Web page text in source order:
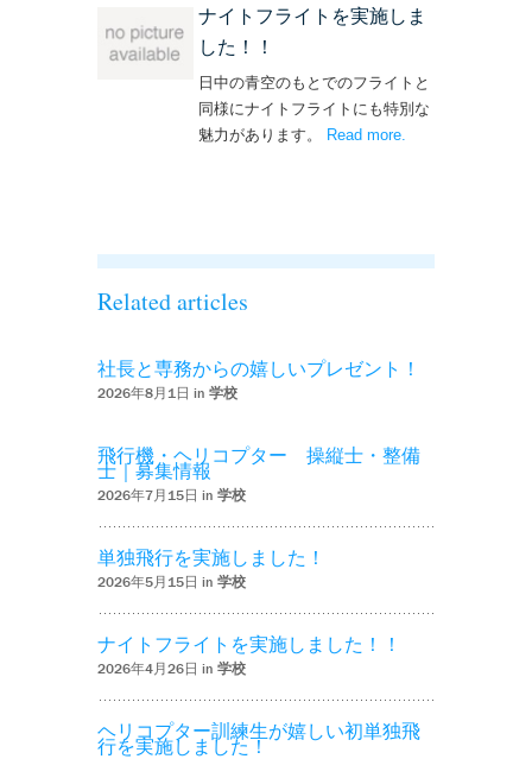
ナイトフライトを実施しま
した！！
日中の青空のもとでのフライトと
同様にナイトフライトにも特別な
魅力があります。
Read more– ‘ナイトフライト
.
Related articles
社長と専務からの嬉しいプレゼント！
2026年8月1日 in 学校
飛行機・ヘリコプター 操縦士・整備
士｜募集情報
2026年7月15日 in 学校
単独飛行を実施しました！
2026年5月15日 in 学校
ナイトフライトを実施しました！！
2026年4月26日 in 学校
ヘリコプター訓練生が嬉しい初単独飛
行を実施しました！